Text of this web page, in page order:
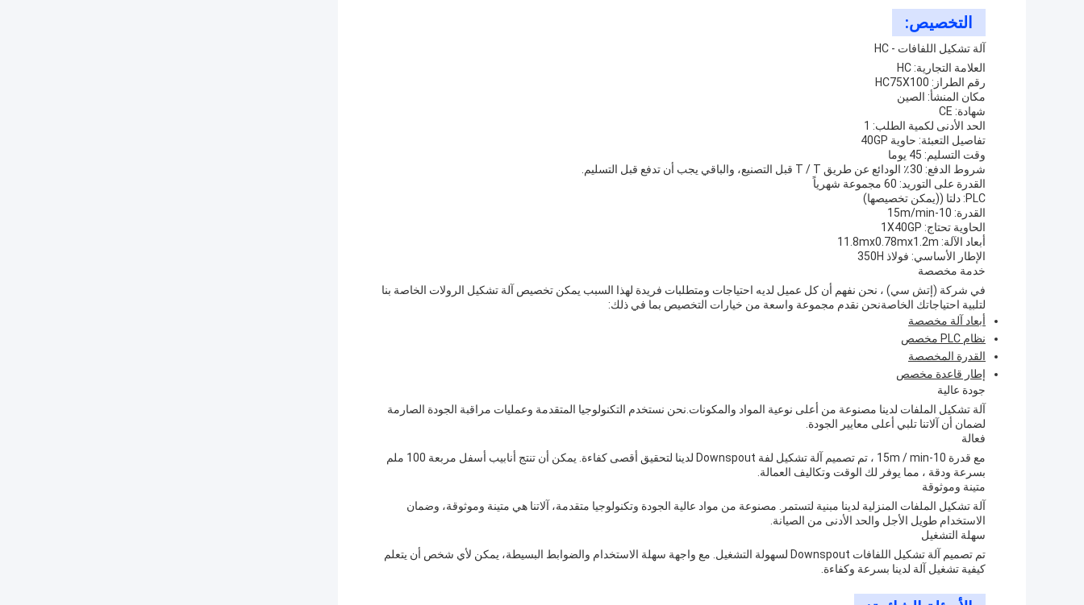
التخصيص:
آلة تشكيل اللفافات - HC
العلامة التجارية: HC
رقم الطراز: HC75X100
مكان المنشأ: الصين
شهادة: CE
الحد الأدنى لكمية الطلب: 1
تفاصيل التعبئة: حاوية 40GP
وقت التسليم: 45 يوما
شروط الدفع: 30٪ الودائع عن طريق T / T قبل التصنيع، والباقي يجب أن تدفع قبل التسليم.
القدرة على التوريد: 60 مجموعة شهرياً
PLC: دلتا ((يمكن تخصيصها)
القدرة: 10-15m/min
الحاوية تحتاج: 1X40GP
أبعاد الآلة: 11.8mx0.78mx1.2m
الإطار الأساسي: فولاذ 350H
خدمة مخصصة
في شركة (إتش سي) ، نحن نفهم أن كل عميل لديه احتياجات ومتطلبات فريدة لهذا السبب يمكن تخصيص آلة تشكيل الرولات الخاصة بنا
لتلبية احتياجاتك الخاصةنحن نقدم مجموعة واسعة من خيارات التخصيص بما في ذلك:
أبعاد آلة مخصصة
نظام PLC مخصص
القدرة المخصصة
إطار قاعدة مخصص
جودة عالية
آلة تشكيل الملفات لدينا مصنوعة من أعلى نوعية المواد والمكونات.نحن نستخدم التكنولوجيا المتقدمة وعمليات مراقبة الجودة الصارمة
لضمان أن آلاتنا تلبي أعلى معايير الجودة.
فعالة
مع قدرة 10-15m / min ، تم تصميم آلة تشكيل لفة Downspout لدينا لتحقيق أقصى كفاءة. يمكن أن تنتج أنابيب أسفل مربعة 100 ملم
بسرعة ودقة ، مما يوفر لك الوقت وتكاليف العمالة.
متينة وموثوقة
آلة تشكيل الملفات المنزلية لدينا مبنية لتستمر. مصنوعة من مواد عالية الجودة وتكنولوجيا متقدمة، آلاتنا هي متينة وموثوقة، وضمان
الاستخدام طويل الأجل والحد الأدنى من الصيانة.
سهلة التشغيل
تم تصميم آلة تشكيل اللفافات Downspout لسهولة التشغيل. مع واجهة سهلة الاستخدام والضوابط البسيطة، يمكن لأي شخص أن يتعلم
كيفية تشغيل آلة لدينا بسرعة وكفاءة.